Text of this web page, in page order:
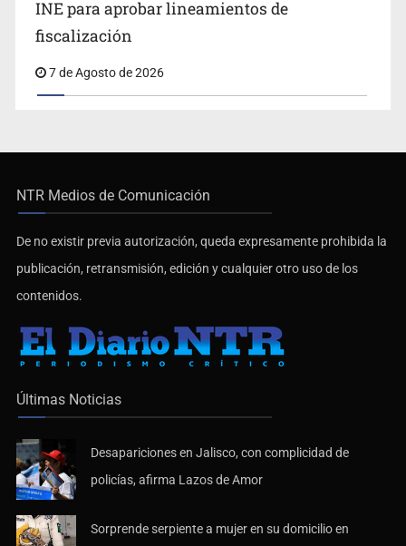
INE para aprobar lineamientos de
fiscalización
7 de Agosto de 2026
NTR Medios de Comunicación
De no existir previa autorización, queda expresamente prohibida la
publicación, retransmisión, edición y cualquier otro uso de los
contenidos.
Últimas Noticias
Desapariciones en Jalisco, con complicidad de
policías, afirma Lazos de Amor
Sorprende serpiente a mujer en su domicilio en